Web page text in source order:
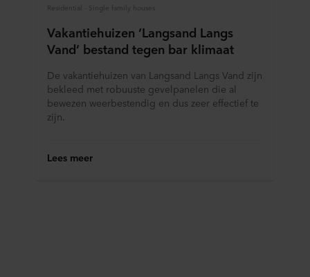
Residential - Single family houses
Vakantiehuizen ‘Langsand Langs
Vand’ bestand tegen bar klimaat
De vakantiehuizen van Langsand Langs Vand zijn
bekleed met robuuste gevelpanelen die al
bewezen weerbestendig en dus zeer effectief te
zijn.
Lees meer